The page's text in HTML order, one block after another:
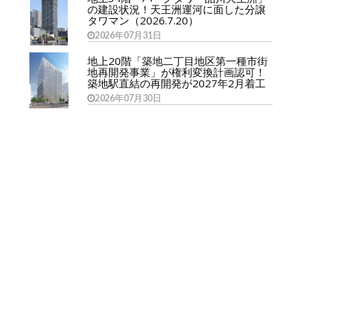
の建設状況！天王洲運河に面した分譲
タワマン（2026.7.20）
2026年07月31日
地上20階「築地二丁目地区第一種市街
地再開発事業」が権利変換計画認可！
築地駅直結の再開発が2027年2月着工
2026年07月30日